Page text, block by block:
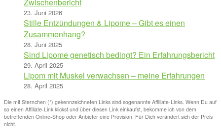
23. Juni 2026
Stille Entzündungen & Lipome – Gibt es einen
Zusammenhang?
28. Juni 2025
Sind Lipome genetisch bedingt? Ein Erfahrungsbericht
29. April 2025
Lipom mit Muskel verwachsen – meine Erfahrungen
28. April 2025
Die mit Sternchen (*) gekennzeichneten Links sind sogenannte Affiliate-Links. Wenn Du auf
so einen Affiliate-Link klickst und über diesen Link einkaufst, bekomme ich von dem
betreffenden Online-Shop oder Anbieter eine Provision. Für Dich verändert sich der Preis
nicht.